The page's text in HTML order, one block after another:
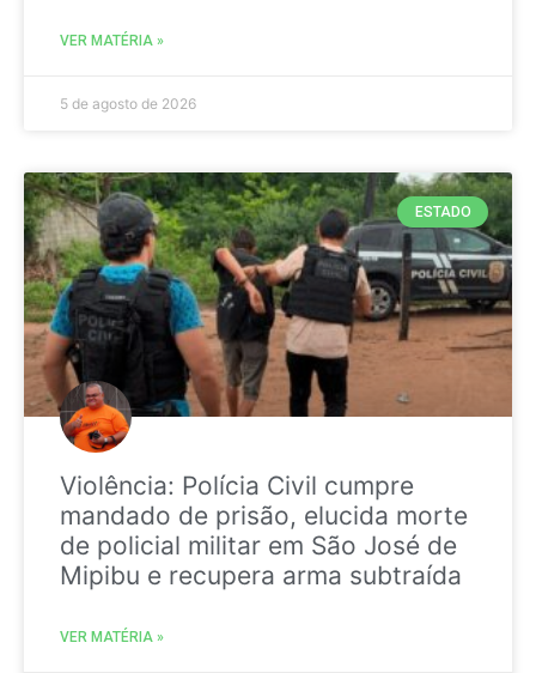
VER MATÉRIA »
5 de agosto de 2026
ESTADO
Violência: Polícia Civil cumpre
mandado de prisão, elucida morte
de policial militar em São José de
Mipibu e recupera arma subtraída
VER MATÉRIA »